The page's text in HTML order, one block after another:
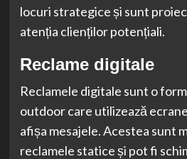
locuri strategice și sunt
atenția clienților potențiali.
Reclame digitale
Reclamele digitale sunt o
outdoor care utilizează
afișa mesajele. Acestea sunt
reclamele statice și pot fi